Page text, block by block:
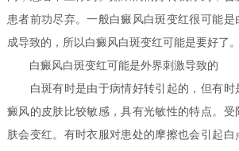
患者前功尽弃。一般白癜风白斑变红很可能是
成导致的，所以白癜风白斑变红可能是要好了。
白癜风白斑变红可能是外界刺激导致的
白斑有时是由于病情好转引起的，但有时
癜风的皮肤比较敏感，具有光敏性的特点。受
肤会变红。有时衣服对患处的摩擦也会引起